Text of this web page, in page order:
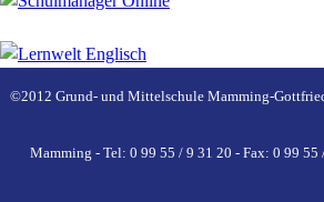
©2012 Grund- und Mittelschule Mamming-
Mamming - Tel: 0 99 55 / 9 31 20 - Fax: 0 99 55